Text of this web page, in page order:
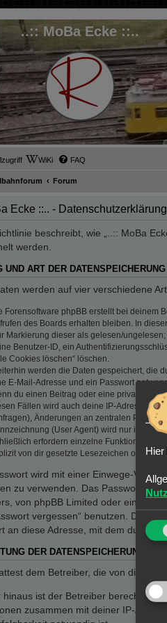
..:: MoBa Ecke ::..
WiKi FAQ
Forum
Ecke ::.. - Datenschutzerklärung
beschreibt, wie „..:: MoBa
werden.
UND ART DER DATENSPEICHERUNG
werden auf vier verschiedene
Forensoftware phpBB erstellt bei deinem
des Boards erhalten bleiben. In
Markierung dieser als gelesen/
Benutzer-ID, ein
Cookies löschen“ löschen.
werden die Daten gespeichert, die
E-Mail-Adresse und ein Passwort
du einen Beitrag oder eine private
Fällen wird auch deine IP-Adresse
Änderungen an zentralen
(User Agent) wird nur in der
erfordern einzelne Funktionen
von dir gesetzte Lesezeichen oder
wird mit einer Einwege-
zu verwenden. Das Passwort ist
von phpBB Limited oder ein
vergessen“ benutzen. Die
an diese Adresse, mit dem du
DER DATENSPEICHERUNG
dem Betreiber, die von dir
hinaus ist der Betreiber berechtigt,
zusammen mit deiner IP-
Hier